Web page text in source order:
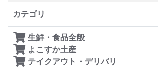
カテゴリ
生鮮・食品全般
よこすか土産
テイクアウト・デリバリ